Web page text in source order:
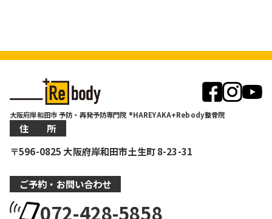
大阪府岸和田市 予防・再発予防専門院 ®HAREYAKA+Rebody整骨院
住 所
〒596-0825 大阪府岸和田市土生町 8-23-31
ご予約・お問い合わせ
072-428-5858